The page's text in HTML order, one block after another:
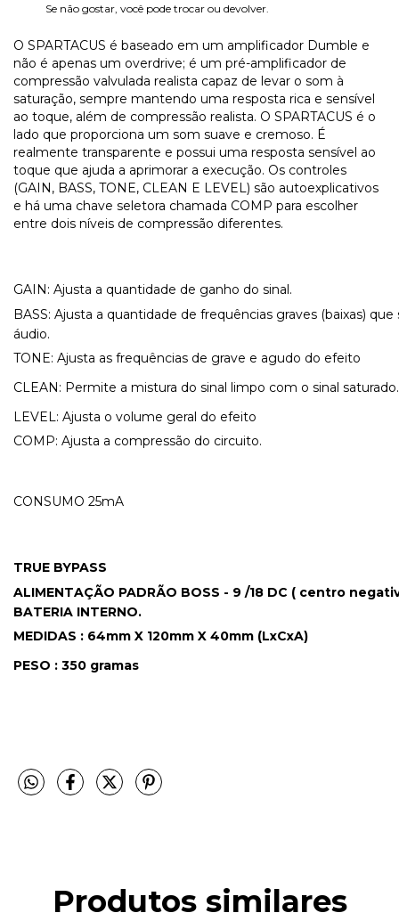
Se não gostar, você pode trocar ou devolver.
O SPARTACUS é baseado em um amplificador Dumble e
não é apenas um overdrive; é um pré-amplificador de
compressão valvulada realista capaz de levar o som à
saturação, sempre mantendo uma resposta rica e sensível
ao toque, além de compressão realista. O SPARTACUS é o
lado que proporciona um som suave e cremoso. É
realmente transparente e possui uma resposta sensível ao
toque que ajuda a aprimorar a execução. Os controles
(GAIN, BASS, TONE, CLEAN E LEVEL) são autoexplicativos
e há uma chave seletora chamada COMP para escolher
entre dois níveis de compressão diferentes.
GAIN: Ajusta a quantidade de ganho do sinal.
BASS: Ajusta a quantidade de frequências graves (baixas)
áudio.
TONE: Ajusta as frequências de grave e agudo do efeito
CLEAN: Permite a mistura do sinal limpo com o sinal saturado.
LEVEL: Ajusta o volume geral do efeito
COMP: Ajusta a compressão do circuito.
CONSUMO 25mA
TRUE BYPASS
ALIMENTAÇÃO PADRÃO BOSS - 9 /18 DC ( centro
BATERIA INTERNO.
MEDIDAS : 64mm X 120mm X 40mm (LxCxA)
PESO : 350 gramas
Produtos similares